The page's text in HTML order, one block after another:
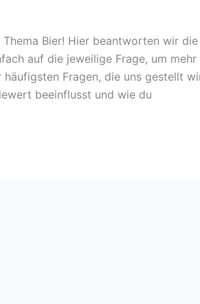
Bier! Hier beantworten wir
auf die jeweilige Frage, um
Fragen, die uns gestellt
beeinflusst und wie du